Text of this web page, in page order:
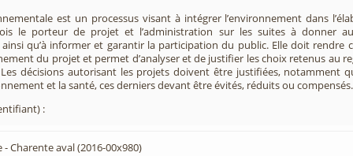
est un processus visant à intégrer l’environnement dans
le porteur de projet et l’administration sur les suites à donner
qu’à informer et garantir la participation du public. Elle doit rendre
du projet et permet d’analyser et de justifier les choix retenus au
décisions autorisant les projets doivent être justifiées, notamment
et la santé, ces derniers devant être évités, réduits ou compensés.
:
Charente aval (2016-00x980)